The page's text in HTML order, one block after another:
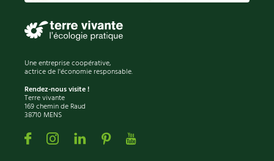
Une entreprise coopérative,
actrice de l'économie responsable.
Rendez-nous visite !
Terre vivante
169 chemin de Raud
38710 MENS
FacebookInstagramLinkedin
PinterestYoutube